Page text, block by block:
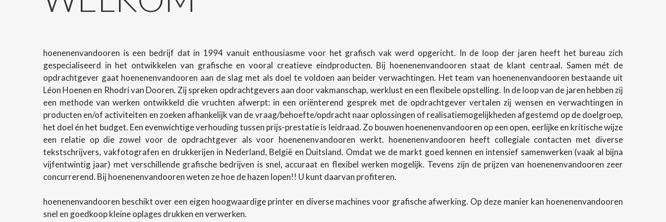
hoenenenvandooren is een bedrijf dat in 1994 vanuit enthousiasme voor het grafisch vak werd opgericht. In de loop der jaren heeft het bureau zich
gespecialiseerd in het ontwikkelen van grafische en vooral creatieve eindproducten. Bij hoenenenvandooren staat de klant centraal. Samen mét de
opdrachtgever gaat hoenenenvandooren aan de slag met als doel te voldoen aan beider verwachtingen. Het team van hoenenenvandooren bestaande uit
Léon Hoenen en Rhodri van Dooren. Zij spreken opdrachtgevers aan door vakmanschap, werklust en een flexibele opstelling. In de loop van de jaren hebben zij
een methode van werken ontwikkeld die vruchten afwerpt: in een oriënterend gesprek met de opdrachtgever vertalen zij wensen en verwachtingen in
producten en/of activiteiten en zoeken afhankelijk van de vraag/behoefte/opdracht naar oplossingen of realisatiemogelijkheden afgestemd op de doelgroep,
het doel én het budget. Een evenwichtige verhouding tussen prijs-prestatie is leidraad. Zo bouwen hoenenenvandooren op een open, eerlijke en kritische wijze
een relatie op die zowel voor de opdrachtgever als voor hoenenenvandooren werkt. hoenenenvandooren heeft collegiale contacten met diverse
tekstschrijvers, vakfotografen en drukkerijen in Nederland, België en Duitsland. Omdat we de markt goed kennen en intensief samenwerken (vaak al bijna
vijfentwintig jaar) met verschillende grafische bedrijven is snel, accuraat en flexibel werken mogelijk. Tevens zijn de prijzen van hoenenenvandooren zeer
concurrerend. Bij hoenenenvandooren weten ze hoe de hazen lopen!! U kunt daarvan profiteren.
hoenenenvandooren beschikt over een eigen hoogwaardige printer en diverse machines voor grafische afwerking. Op deze manier kan hoenenenvandooren
snel en goedkoop kleine oplages drukken en verwerken.